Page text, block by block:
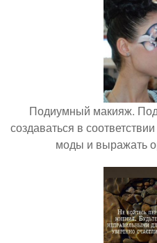
Подиумный макияж.
создаваться в
моды и выражать